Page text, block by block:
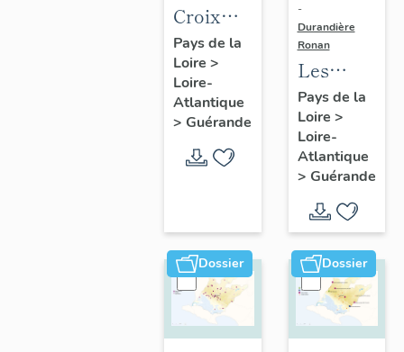
Croix
monumentales,
croix de
chemin,
calvaires
oratoires
Pays de la
Loire >
Loire-
Atlantique
> Guérande
-
Durandière
Ronan
Les
moulins
de
Guérande
Pays de la
Loire >
Loire-
Atlantique
> Guérande
Dossier Dossier